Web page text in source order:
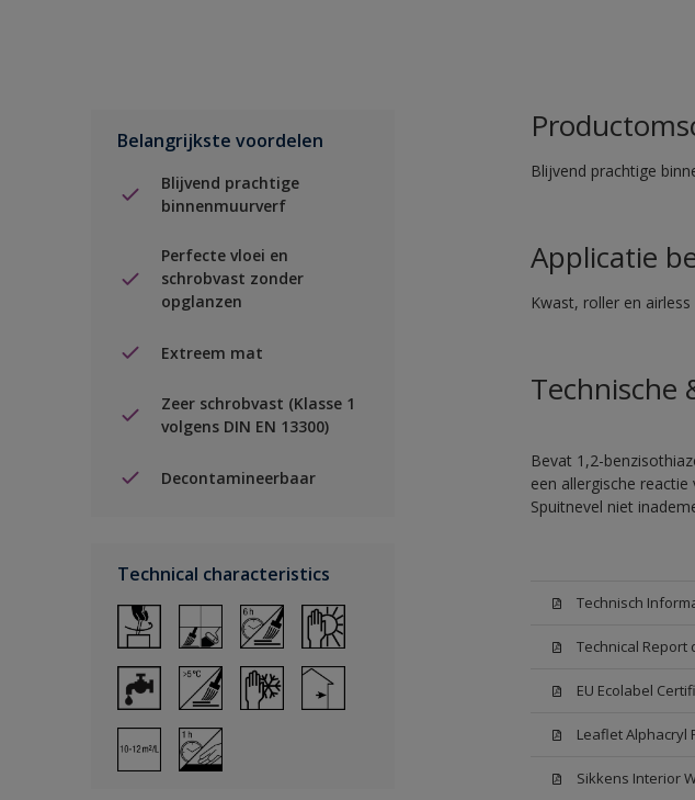
Belangrijkste voordelen
Blijvend prachtige
binnenmuurverf
Perfecte vloei en
schrobvast zonder
opglanzen
Extreem mat
Zeer schrobvast (Klasse 1
volgens DIN EN 13300)
Decontamineerbaar
Technical characteristics
Blijvend prachtige
Applicatie
Kwast, roller en
Technische
Bevat 1,2-
een allergische
Spuitnevel niet
Technisch
Technical Report
EU Ecolabel
Leaflet Alphacryl
Sikkens Interior